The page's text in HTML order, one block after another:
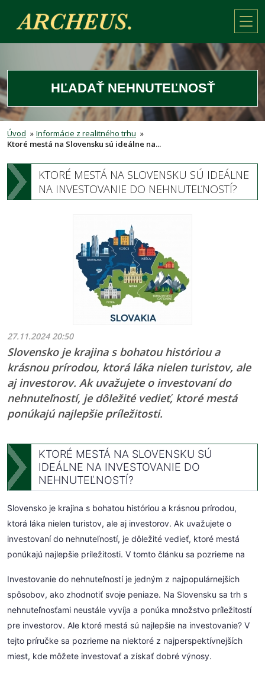
HĽADAŤ NEHNUTEĽNOSŤ
Úvod » Informácie z realitného trhu »
Ktoré mestá na Slovensku sú ideálne na...
KTORÉ MESTÁ NA SLOVENSKU SÚ IDEÁLNE
NA INVESTOVANIE DO NEHNUTEĽNOSTÍ?
27.11.2024 20:50
Slovensko je krajina s bohatou históriou a
krásnou prírodou, ktorá láka nielen turistov, ale
aj investorov. Ak uvažujete o investovaní do
nehnuteľností, je dôležité vedieť, ktoré mestá
ponúkajú najlepšie príležitosti.
KTORÉ MESTÁ NA SLOVENSKU SÚ
IDEÁLNE NA INVESTOVANIE DO
NEHNUTEĽNOSTÍ?
Slovensko je krajina s bohatou históriou a krásnou prírodou,
ktorá láka nielen turistov, ale aj investorov. Ak uvažujete o
investovaní do nehnuteľností, je dôležité vedieť, ktoré mestá
ponúkajú najlepšie príležitosti. V tomto článku sa pozrieme na
Investovanie do nehnuteľností je jedným z najpopulárnejších
spôsobov, ako zhodnotiť svoje peniaze. Na Slovensku sa trh s
nehnuteľnosťami neustále vyvíja a ponúka množstvo príležitostí
pre investorov. Ale ktoré mestá sú najlepšie na investovanie? V
tejto príručke sa pozrieme na niektoré z najperspektívnejších
miest, kde môžete investovať a získať dobré výnosy.